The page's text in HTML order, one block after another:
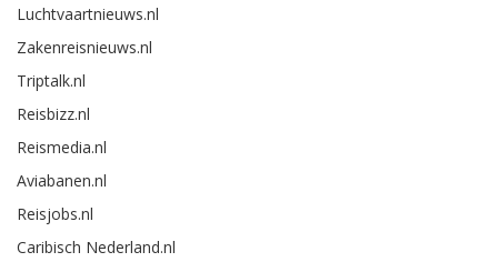
Luchtvaartnieuws.nl
Zakenreisnieuws.nl
Triptalk.nl
Reisbizz.nl
Reismedia.nl
Aviabanen.nl
Reisjobs.nl
Caribisch Nederland.nl